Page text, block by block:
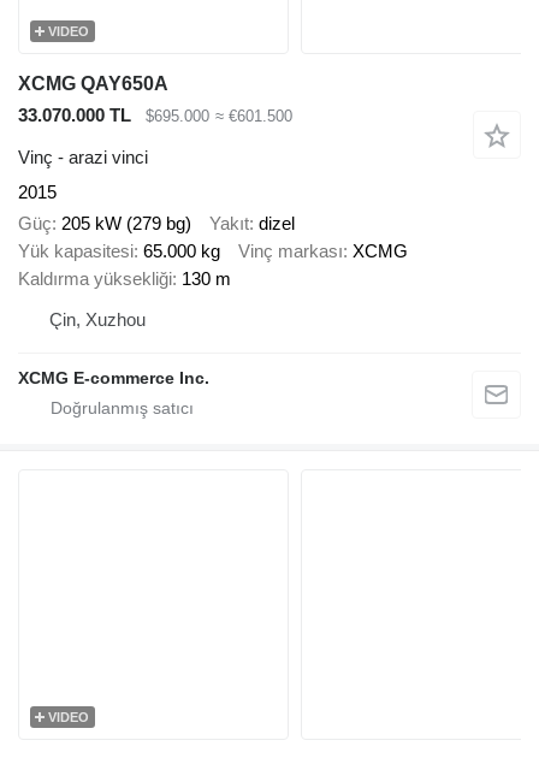
VIDEO
XCMG QAY650A
33.070.000 TL
$695.000 ≈ €601.500
Vinç - arazi vinci
2015
Güç 205 kW (279 bg) Yakıt dizel
Yük kapasitesi 65.000 kg Vinç markası XCMG
Kaldırma yüksekliği 130 m
Çin, Xuzhou
XCMG E-commerce Inc.
VIDEO